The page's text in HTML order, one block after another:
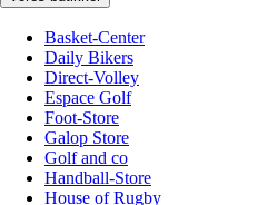
Basket-Center
Daily Bikers
Direct-Volley
Espace Golf
Foot-Store
Galop Store
Golf and co
Handball-Store
House of Rugby